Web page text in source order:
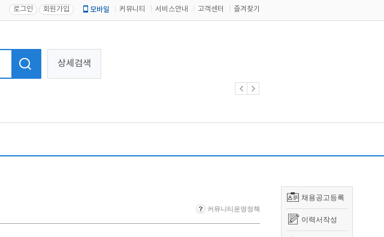
로그인 회원가입 모바일 커뮤니티 서비스안내 고객센터 즐겨찾기
상세검색
채용공고등록
이력서작성
커뮤니티운영정책